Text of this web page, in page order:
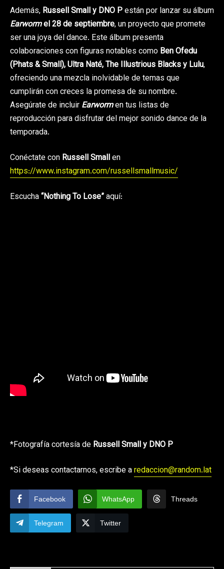
Además, Russell Small y DNO Pestán por lanzar su álbum
Earwormel 28 de septiembre, un proyecto que promete
ser una joya del dance. Este álbum presenta
colaboraciones con figuras notables como Ben Ofedu
(Phats & Small), Ultra Naté, The Illustrious Blacks y Lulu,
ofreciendo una mezcla inolvidable de temas que
cumplirán con creces la promesa de su nombre.
Asegúrate de incluir Earwormen tus listas de
reproducción para disfrutar del mejor sonido dance de la
temporada.
Conéctate con Russell Smallen
https://www.instagram.com/russellsmallmusic/
Escucha“Nothing To Lose”aquí:
*Fotografía cortesía de Russell Small y DNO P
*Si deseas contactarnos, escribe aredaccion@random.lat
Facebook WhatsApp Threads
Telegram Twitter